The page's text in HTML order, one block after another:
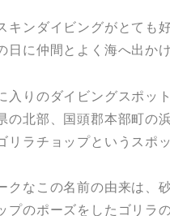
キンダイビングがとても好
日に仲間とよく海へ出かけ
入りのダイビングスポッ
の北部、国頭郡本部町の
リラチョップというスポッ
クなこの名前の由来は、
プのポーズをしたゴリラ